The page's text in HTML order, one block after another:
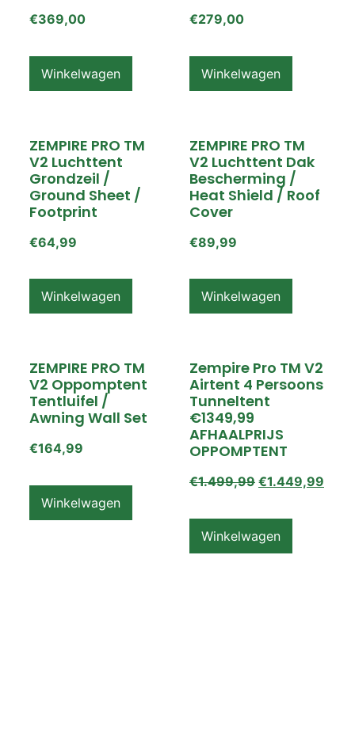
€369,00
Winkelwagen
€279,00
Winkelwagen
ZEMPIRE PRO TM
V2 Luchttent
Grondzeil /
Ground Sheet /
Footprint
€64,99
Winkelwagen
ZEMPIRE PRO TM
V2 Luchttent Dak
Bescherming /
Heat Shield / Roof
Cover
€89,99
Winkelwagen
ZEMPIRE PRO TM
V2 Oppomptent
Tentluifel /
Awning Wall Set
€164,99
Winkelwagen
Zempire Pro TM V2
Airtent 4 Persoons
Tunneltent
€1349,99
AFHAALPRIJS
OPPOMPTENT
€1.499,99 €1.449,99
Winkelwagen